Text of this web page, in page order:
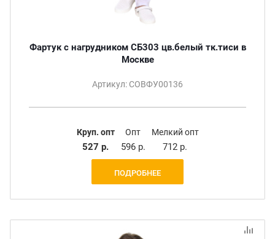
Фартук с нагрудником СБ303 цв.белый тк.тиси в
Москве
Артикул: СОВФУ00136
Круп. опт
527 р.
Опт
596 р.
Мелкий опт
712 р.
ПОДРОБНЕЕ